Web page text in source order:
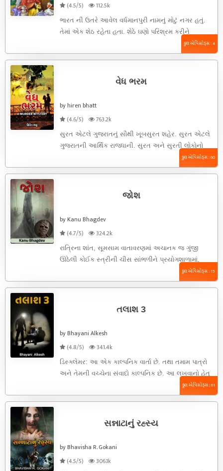
(4.5/5)
112.5k
ભારત ની ઉતરે આવેલ વર્ધમાનપુરી નામનું મોટું નગર હતું.
તેમાં એક શેઠ રહેતા હતા. શેઠે ઘણો પરિશ્રમ કરીને
કુલ એપિસોડ્સ : 4
વેધ ભરમ
by hiren bhatt
(4.6/5)
763.2k
સુરત એટલે ગુજરાતનું સૌથી ખૂબસુરત શહેર. સુરત એટલે
ગુજરાતની આર્થિક રાજધાની. સુરત અને સુરતી લોકોનો
કુલ એપિસોડ્સ : 60
જોશ
by Kanu Bhagdev
(4.7/5)
324.2k
રાત્રિના શાંત, સૂમસામ વાતાવરણમાં અચાનક જ ગુંજી
ઊઠેલી કોઈક સ્ત્રીની ચીસ સાંભળીને પ્રયોગશાળામાં,
પોતાના કામમાં અત્યંત વ્યસ્ત પ્રોફેસર વિનાયક ...કુલ એપિસોડ્સ : 15
તલાશ 3
by Bhayani Alkesh
(4.8/5)
341.4k
ડિસ્ક્લેમર: આ એક કાલ્પનિક વાર્તા છે. તથા તમામ પાત્રો
અને તેમની વચ્ચેના સંવાદો કાલ્પનિક છે. આ લખવાનો હેતુ
કુલ એપિસોડ્સ : 61
સન્નાટાનું રહ્સ્ય
by Bhavisha R. Gokani
(4.5/5)
306.1k